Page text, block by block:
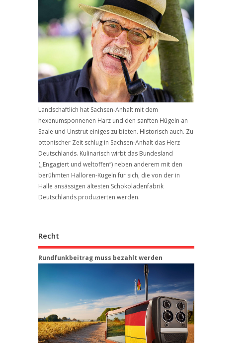
Landschaftlich hat Sachsen-Anhalt mit dem
hexenumsponnenen Harz und den sanften Hügeln an
Saale und Unstrut einiges zu bieten. Historisch auch. Zu
ottonischer Zeit schlug in Sachsen-Anhalt das Herz
Deutschlands. Kulinarisch wirbt das Bundesland
(„Engagiert und weltoffen“) neben anderem mit den
berühmten Halloren-Kugeln für sich, die von der in
Halle ansässigen ältesten Schokoladenfabrik
Deutschlands produzierten werden.
Recht
Rundfunkbeitrag muss bezahlt werden